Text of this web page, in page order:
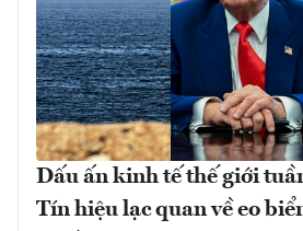
Dấu ấn kinh tế thế giới
Tín hiệu lạc quan về eo